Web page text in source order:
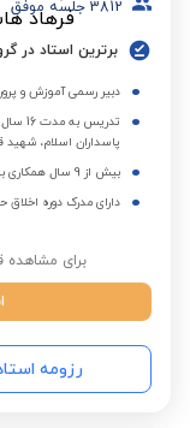
3812 جلسه موفق
برترین استاد در
دبیر رسمی آموزش و
پاسداران اسلام،
بیش از 9 سال همکاری با مجموعه استادبانک
دارای مدرک دوره
برای مشاهده
رزومه